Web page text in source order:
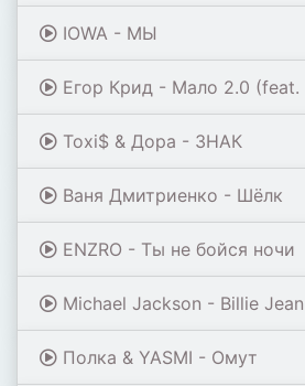
IOWA - МЫ
Егор Крид - Мало 2.0 (feat. OG Buda, Toxi$, Мэйби Бэйби, Baby Cute,
Toxi$ & Дора - ЗНАК
Ваня Дмитриенко - Шёлк
ENZRO - Ты не бойся ночи
Michael Jackson - Billie Jean
Полка & YASMI - Омут